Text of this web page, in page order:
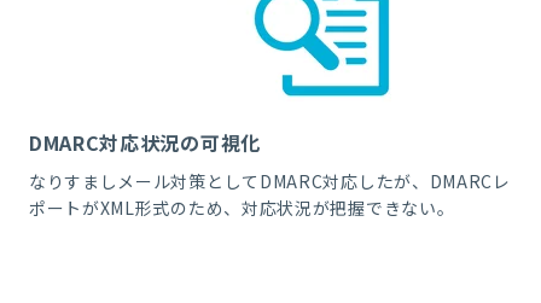
DMARC対応状況の可視化
なりすましメール対策として DMARC対応したが、 DMARC レ
ポートがXML形式のため、対応状況が把握できない。